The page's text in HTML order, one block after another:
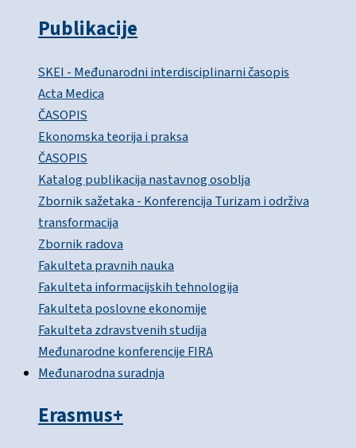
Publikacije
SKEI - Međunarodni interdisciplinarni časopis
Acta Medica
ČASOPIS
Ekonomska teorija i praksa
ČASOPIS
Katalog publikacija nastavnog osoblja
Zbornik sažetaka - Konferencija Turizam i održiva
transformacija
Zbornik radova
Fakulteta pravnih nauka
Fakulteta informacijskih tehnologija
Fakulteta poslovne ekonomije
Fakulteta zdravstvenih studija
Međunarodne konferencije FIRA
Međunarodna suradnja
Erasmus+